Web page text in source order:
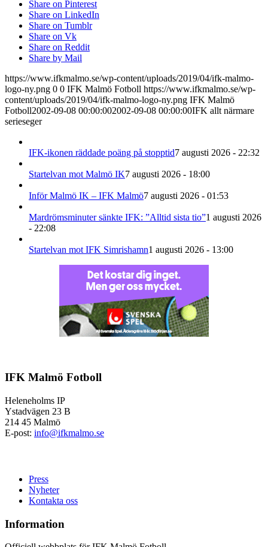
Share on Pinterest
Share on LinkedIn
Share on Tumblr
Share on Vk
Share on Reddit
Share by Mail
https://www.ifkmalmo.se/wp-content/uploads/2019/04/ifk-malmo-
logo-ny.png 0 0 IFK Malmö Fotboll https://www.ifkmalmo.se/wp-
content/uploads/2019/04/ifk-malmo-logo-ny.png IFK Malmö
Fotboll2002-09-08 00:00:002002-09-08 00:00:00IFK allt närmare
serieseger
IFK-ikonen räddade poäng på stopptid7 augusti 2026 - 22:32
Startelvan mot Malmö IK7 augusti 2026 - 18:00
Inför Malmö IK – IFK Malmö7 augusti 2026 - 01:53
Mardrömsminuter sänkte IFK: ”Alltid sista tio”1 augusti 2026
- 22:08
Startelvan mot IFK Simrishamn1 augusti 2026 - 13:00
IFK Malmö Fotboll
Heleneholms IP
Ystadvägen 23 B
214 45 Malmö
E-post: info@ifkmalmo.se
Press
Nyheter
Kontakta oss
Information